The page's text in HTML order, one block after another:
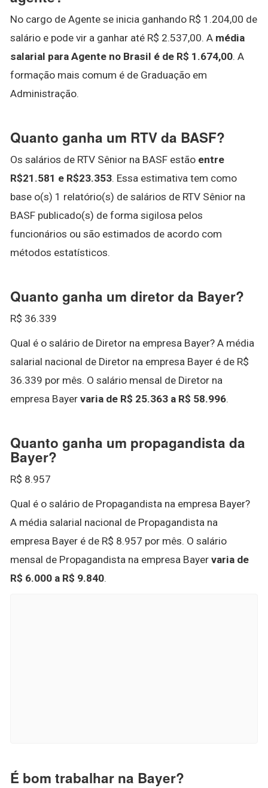
No cargo de Agente se inicia ganhando R$ 1.204,00 de
salário e pode vir a ganhar até R$ 2.537,00. A média
salarial para Agente no Brasil é de R$ 1.674,00. A
formação mais comum é de Graduação em
Administração.
Quanto ganha um RTV da BASF?
Os salários de RTV Sênior na BASF estão entre
R$21.581 e R$23.353. Essa estimativa tem como
base o(s) 1 relatório(s) de salários de RTV Sênior na
BASF publicado(s) de forma sigilosa pelos
funcionários ou são estimados de acordo com
métodos estatísticos.
Quanto ganha um diretor da Bayer?
R$ 36.339
Qual é o salário de Diretor na empresa Bayer? A média
salarial nacional de Diretor na empresa Bayer é de R$
36.339 por mês. O salário mensal de Diretor na
empresa Bayer varia de R$ 25.363 a R$ 58.996.
Quanto ganha um propagandista da
Bayer?
R$ 8.957
Qual é o salário de Propagandista na empresa Bayer?
A média salarial nacional de Propagandista na
empresa Bayer é de R$ 8.957 por mês. O salário
mensal de Propagandista na empresa Bayer varia de
R$ 6.000 a R$ 9.840.
É bom trabalhar na Bayer?